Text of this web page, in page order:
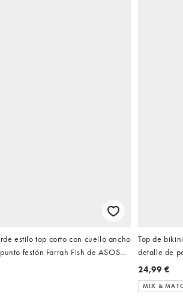
estilo top corto con cuello ancho
festón Farrah Fish de ASOS
Top de
detalle de
DESIGN
24,99 €
MIX &